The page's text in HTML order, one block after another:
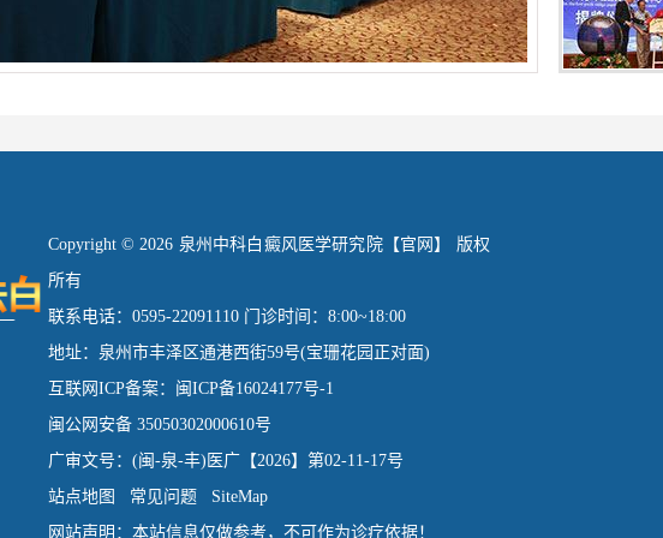
Copyright © 2026 泉州中科白癜风医学研究院【官网】 版权
所有
联系电话：0595-22091110 门诊时间：8:00~18:00
地址：泉州市丰泽区通港西街59号(宝珊花园正对面)
互联网ICP备案：闽ICP备16024177号-1
闽公网安备 35050302000610号
广审文号：(闽-泉-丰)医广【2026】第02-11-17号
站点地图
常见问题
SiteMap
网站声明：本站信息仅做参考，不可作为诊疗依据！